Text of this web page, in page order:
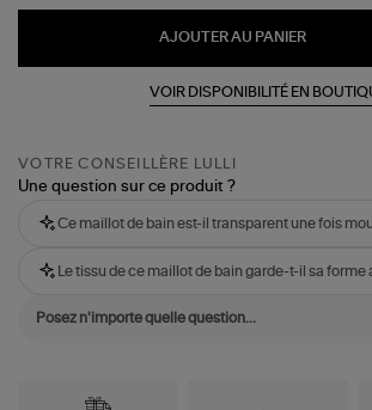
AJOUTER AU PANIER
VOIR DISPONIBILITÉ EN
VOTRE CONSEILLÈRE LULLI
Une question sur ce produit ?
Ce maillot de bain est-il transparent une fois
Le tissu de ce maillot de bain garde-t-il sa forme